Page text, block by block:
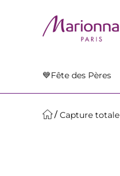
💙Fête des Pères
Capture totale